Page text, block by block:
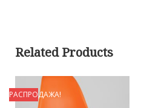
Related Products
РАСПРОДАЖА!